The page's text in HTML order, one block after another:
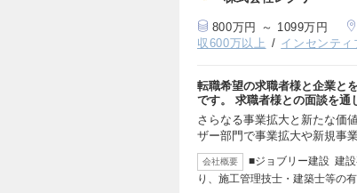
800万円 ～ 1099万円
収600万以上
インセンティ
転職希望の求職者様と企業と
です。 求職者様との面談を通
さらなる事業拡大と新たな価
ザー部門で事業拡大や新規事
会社概要
■ジョブリー建設 建
り、施工管理技士・建築士等の